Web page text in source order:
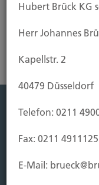
Leben
Vorsorgen
Hubert Brück KG
Herr Johannes
Kapellstr. 2
40479 Düsseldorf
Telefon: 0211
Fax: 0211 4911125
E-Mail: